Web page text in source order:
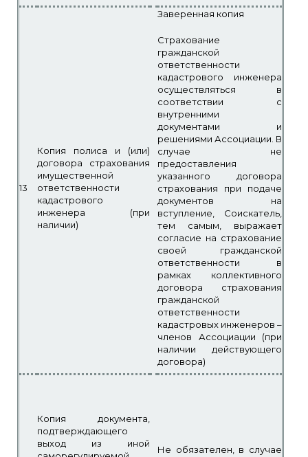
13
Копия полиса и (или)
договора страхования
имущественной
ответственности
кадастрового
инженера (при
наличии)
Заверенная копия
Страхование
гражданской
ответственности
кадастрового инженера
осуществляться в
соответствии с
внутренними
документами и
решениями Ассоциации. В
случае не
предоставления
указанного договора
страхования при подаче
документов на
вступление, Соискатель,
тем самым, выражает
согласие на страхование
своей гражданской
ответственности в
рамках коллективного
договора страхования
гражданской
ответственности
кадастровых инженеров –
членов Ассоциации (при
наличии действующего
договора)
Копия документа,
подтверждающего
выход из иной
Не обязателен, в случае